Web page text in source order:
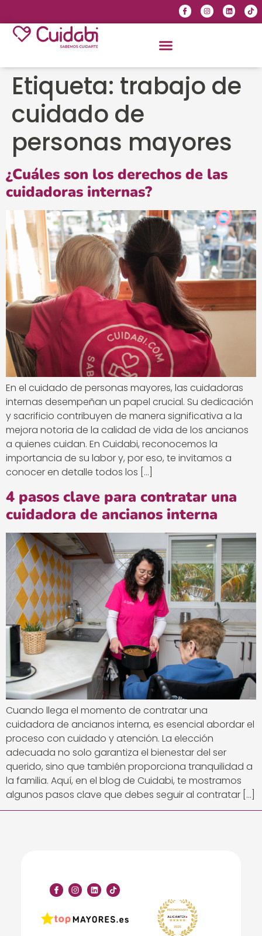
Etiqueta: trabajo de
cuidado de
personas mayores
¿Cuáles son los derechos de las
cuidadoras internas?
En el cuidado de personas mayores, las cuidadoras
internas desempeñan un papel crucial. Su dedicación
y sacrificio contribuyen de manera significativa a la
mejora notoria de la calidad de vida de los ancianos
a quienes cuidan. En Cuidabi, reconocemos la
importancia de su labor y, por eso, te invitamos a
conocer en detalle todos los […]
4 pasos clave para contratar una
cuidadora de ancianos interna
Cuando llega el momento de contratar una
cuidadora de ancianos interna, es esencial abordar el
proceso con cuidado y atención. La elección
adecuada no solo garantiza el bienestar del ser
querido, sino que también proporciona tranquilidad a
la familia. Aquí, en el blog de Cuidabi, te mostramos
algunos pasos clave que debes seguir al contratar […]